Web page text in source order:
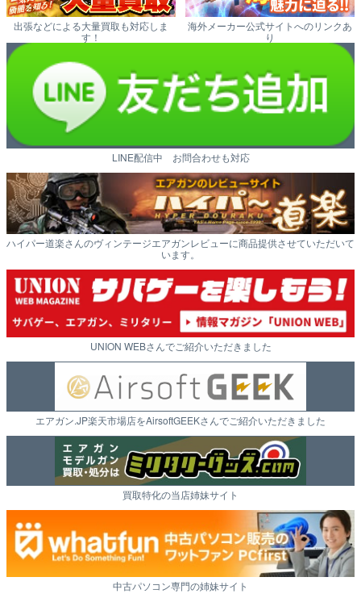
出張などによる大量買取も対応しま
す！
海外メーカー公式サイトへのリンクあ
り
LINE配信中 お問合わせも対応
ハイパー道楽さんのヴィンテージエアガンレビューに商品提供させていただいて
います。
UNION WEBさんでご紹介いただきました
エアガン.JP楽天市場店をAirsoftGEEKさんでご紹介いただきました
買取特化の当店姉妹サイト
中古パソコン専門の姉妹サイト